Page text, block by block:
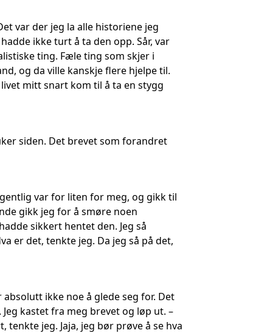
var der jeg la alle historiene jeg
ikke turt å ta den opp. Sår, var
ting. Fæle ting som skjer i
og da ville kanskje flere hjelpe til.
mitt snart kom til å ta en stygg
siden. Det brevet som forandret
var for liten for meg, og gikk til
gikk jeg for å smøre noen
sikkert hentet den. Jeg så
er det, tenkte jeg. Da jeg så på det,
ikke noe å glede seg for. Det
kastet fra meg brevet og løp ut. –
jeg. Jaja, jeg bør prøve å se hva